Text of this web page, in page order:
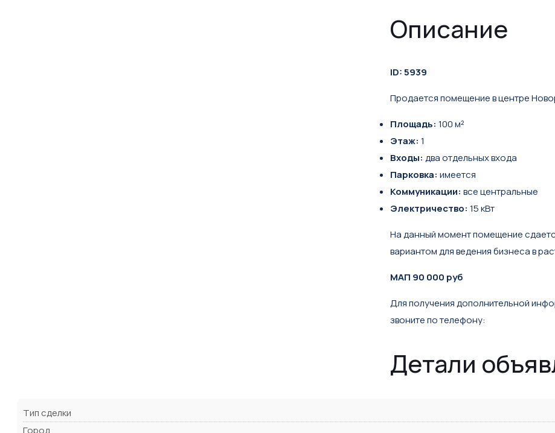
Описание
ID: 5939
Продается помещение в центре
Площадь: 100 м²
Этаж: 1
Входы: два отдельных входа
Парковка: имеется
Коммуникации: все центральные
Электричество: 15 кВт
На данный момент помещение
вариантом для ведения бизнеса в
МАП 90 000 руб
Для получения дополнительной
звоните по телефону:
Детали
Тип сделки